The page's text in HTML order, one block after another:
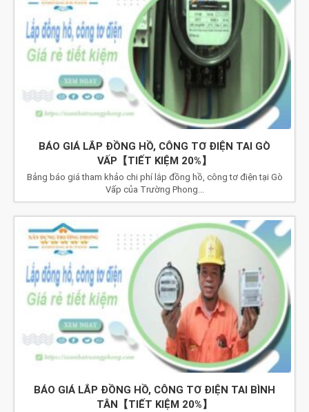
BÁO GIÁ LẮP ĐỒNG HỒ, CÔNG TƠ ĐIỆN TAI GÒ
VẤP【TIẾT KIỆM 20%】
Bảng báo giá tham khảo chi phí lắp đồng hồ, công tơ điện tại Gò
Vấp của Trường Phong...
BÁO GIÁ LẮP ĐỒNG HỒ, CÔNG TƠ ĐIỆN TAI BÌNH
TÂN【TIẾT KIỆM 20%】